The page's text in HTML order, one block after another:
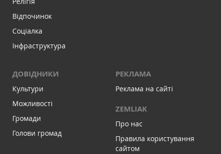
Відпочинок
Соціалка
Інфраструктура
ДОВІДНИКИ
Культури
Можливості
Громади
Голови громад
РЕКЛАМА
Реклама на сайті
ZEMLIAK
Про нас
Правила користування
сайтом